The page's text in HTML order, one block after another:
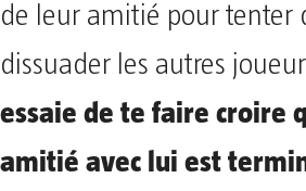
de leur amitié pour tenter
dissuader les autres
essaie de te faire croire
amitié avec lui est